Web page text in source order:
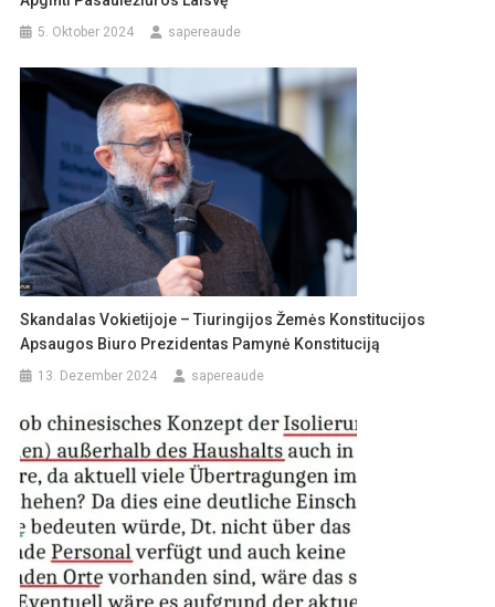
5. Oktober 2024 sapereaude
Skandalas Vokietijoje – Tiuringijos Žemės Konstitucijos
Apsaugos Biuro Prezidentas Pamynė Konstituciją
13. Dezember 2024 sapereaude